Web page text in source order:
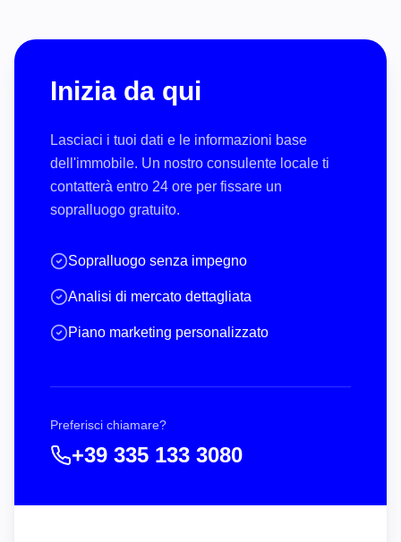
Inizia da qui
Lasciaci i tuoi dati e le informazioni base
dell'immobile. Un nostro consulente locale ti
contatterà entro 24 ore per fissare un
sopralluogo gratuito.
Sopralluogo senza impegno
Analisi di mercato dettagliata
Piano marketing personalizzato
Preferisci chiamare?
+39 335 133 3080